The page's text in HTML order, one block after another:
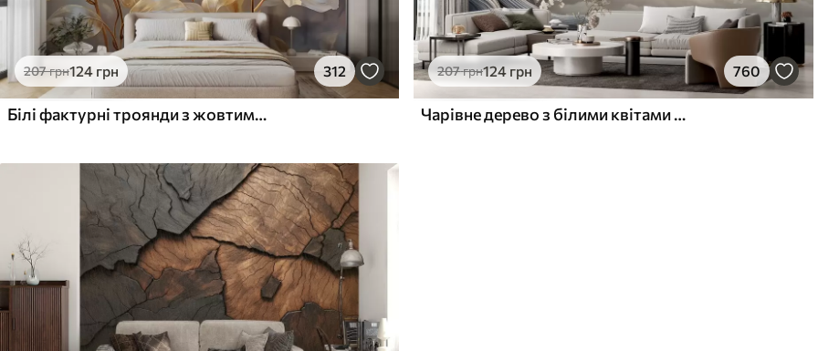
207грн124 грн 312
Білі фактурні троянди з жовтими стеблами і листям, м'яке освітлення, світлий фон з розмитими квітковими формами
207грн124 грн 760
Чарівне дерево з білими квітами на тлі хмар в цікавому стилі в ніжних теплих тонах